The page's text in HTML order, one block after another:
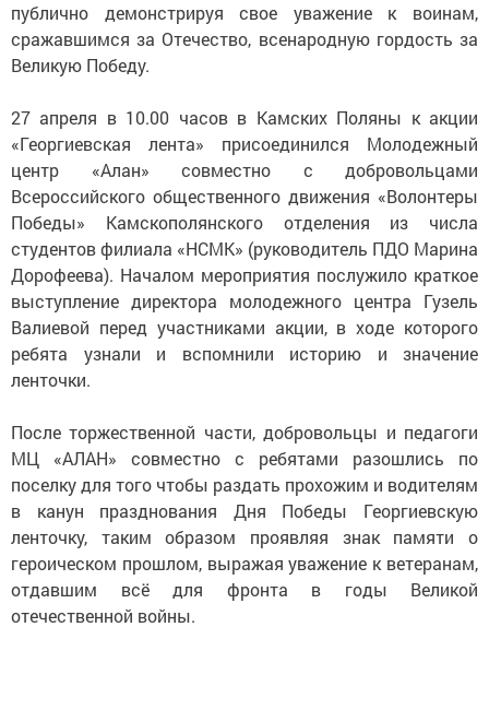
публично демонстрируя свое уважение к воинам,
сражавшимся за Отечество, всенародную гордость за
Великую Победу.
27 апреля в 10.00 часов в Камских Поляны к акции
«Георгиевская лента» присоединился Молодежный
центр «Алан» совместно с добровольцами
Всероссийского общественного движения «Волонтеры
Победы» Камскополянского отделения из числа
студентов филиала «НСМК» (руководитель ПДО Марина
Дорофеева). Началом мероприятия послужило краткое
выступление директора молодежного центра Гузель
Валиевой перед участниками акции, в ходе которого
ребята узнали и вспомнили историю и значение
ленточки.
После торжественной части, добровольцы и педагоги
МЦ «АЛАН» совместно с ребятами разошлись по
поселку для того чтобы раздать прохожим и водителям
в канун празднования Дня Победы Георгиевскую
ленточку, таким образом проявляя знак памяти о
героическом прошлом, выражая уважение к ветеранам,
отдавшим всё для фронта в годы Великой
отечественной войны.